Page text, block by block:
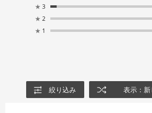
★ 3
★ 2
★ 1
絞り込み 表示：